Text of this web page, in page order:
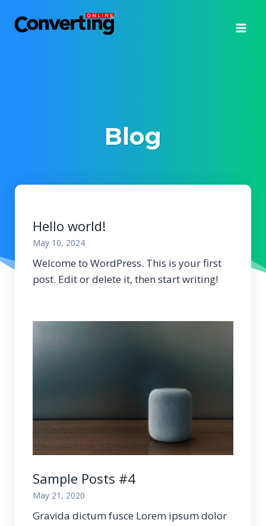
Blog
Hello world!
May 10, 2024
Welcome to WordPress. This is your first
post. Edit or delete it, then start writing!
Sample Posts #4
May 21, 2020
Gravida dictum fusce Lorem ipsum dolor